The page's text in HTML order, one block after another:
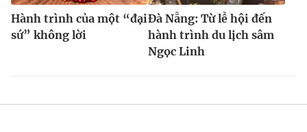
Hành trình của một “đại
sứ” không lời
Đà Nẵng: Từ lễ hội đến
hành trình du lịch sâm
Ngọc Linh